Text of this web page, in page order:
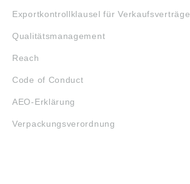
Exportkontrollklausel für Verkaufsverträge
Qualitätsmanagement
Reach
Code of Conduct
AEO-Erklärung
Verpackungsverordnung